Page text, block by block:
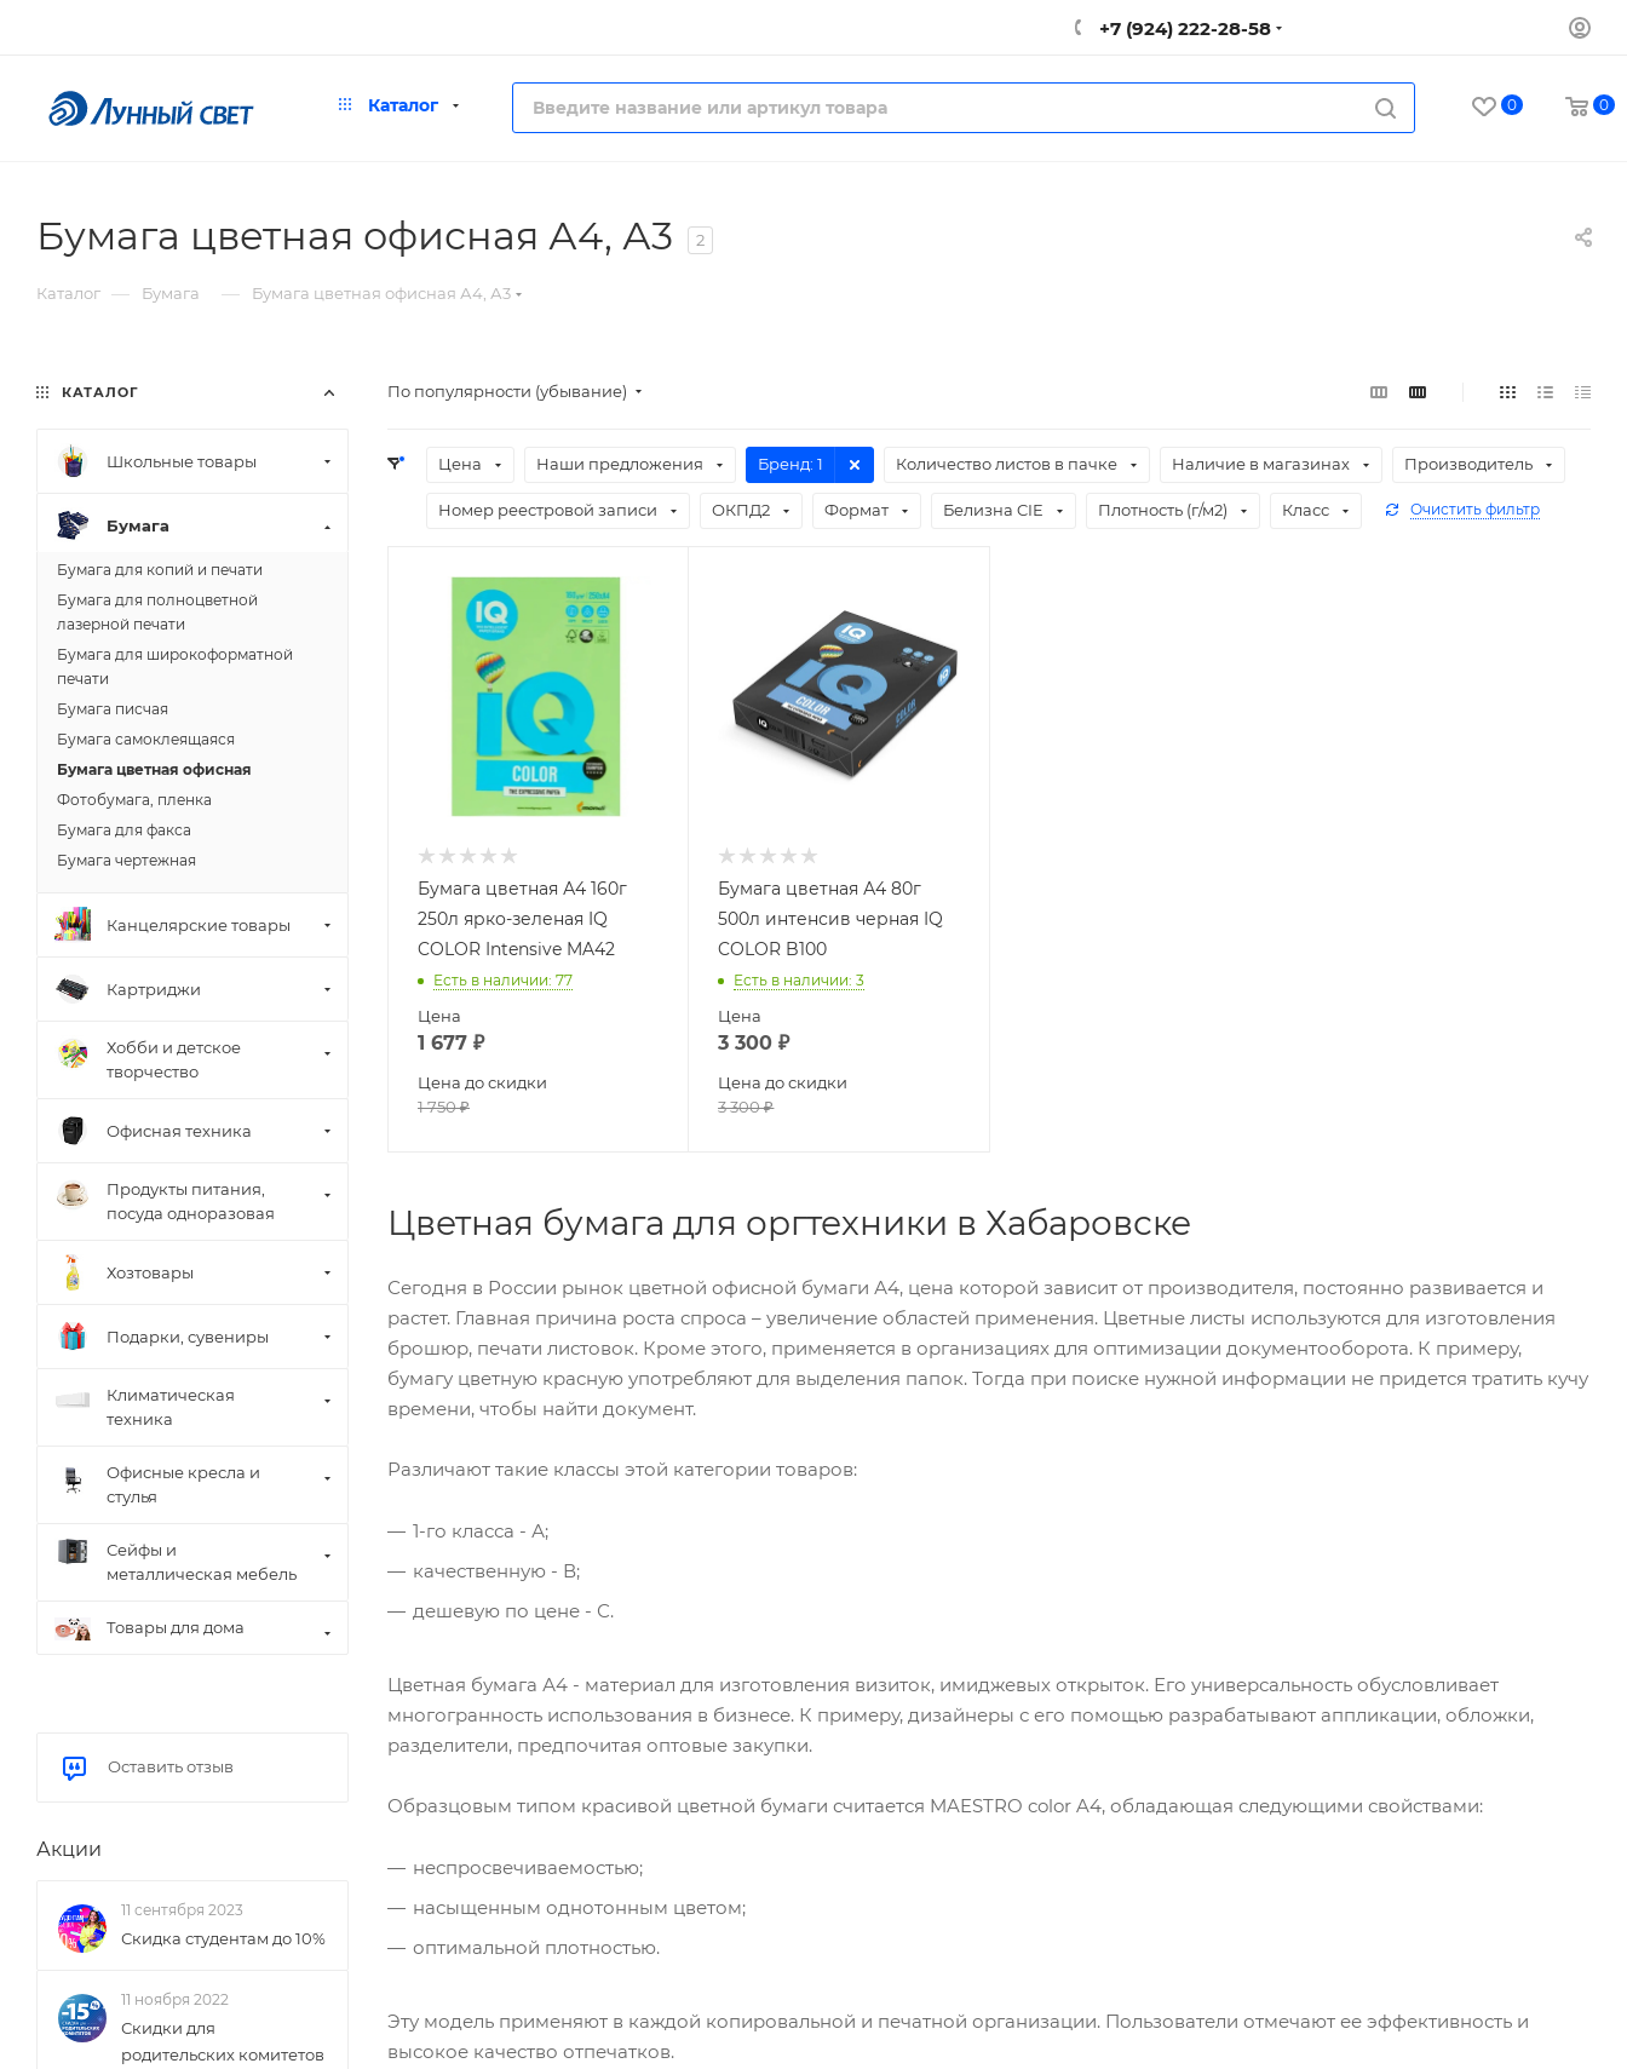
+7 (924) 222-28-58
Каталог 0 0
Бумага цветная офисная А4, А3 2
Каталог — Бумага — Бумага цветная офисная А4, А3
По популярности (убывание)
Цена Наши предложения Бренд: 1 Количество листов в пачке Наличие в магазинах Производитель
Номер реестровой записи ОКПД2 Формат Белизна CIE Плотность (г/м2) Класс Очистить фильтр
Бумага цветная А4 160г
250л ярко-зеленая IQ
COLOR Intensive MA42
Есть в наличии: 77
Цена
1 677 ₽
Цена до скидки
1 750₽
Бумага цветная А4 80г
500л интенсив черная IQ
COLOR B100
Есть в наличии: 3
Цена
3 300 ₽
Цена до скидки
3 300₽
Цветная бумага для оргтехники в Хабаровске
Сегодня в России рынок цветной офисной бумаги А4, цена которой зависит от производителя, постоянно развивается и
растет. Главная причина роста спроса – увеличение областей применения. Цветные листы используются для изготовления
брошюр, печати листовок. Кроме этого, применяется в организациях для оптимизации документооборота. К примеру,
бумагу цветную красную употребляют для выделения папок. Тогда при поиске нужной информации не придется тратить кучу
времени, чтобы найти документ.
Различают такие классы этой категории товаров:
1-го класса - А;
качественную - В;
дешевую по цене - С.
Цветная бумага А4 - материал для изготовления визиток, имиджевых открыток. Его универсальность обусловливает
многогранность использования в бизнесе. К примеру, дизайнеры с его помощью разрабатывают аппликации, обложки,
разделители, предпочитая оптовые закупки.
Образцовым типом красивой цветной бумаги считается MAESTRO color A4, обладающая следующими свойствами:
неспросвечиваемостью;
насыщенным однотонным цветом;
оптимальной плотностью.
Эту модель применяют в каждой копировальной и печатной организации. Пользователи отмечают ее эффективность и
высокое качество отпечатков.
КАТАЛОГ
Школьные товары
Бумага
Бумага для копий и печати
Бумага для полноцветной
лазерной печати
Бумага для широкоформатной
печати
Бумага писчая
Бумага самоклеящаяся
Бумага цветная офисная
Фотобумага, пленка
Бумага для факса
Бумага чертежная
Канцелярские товары
Картриджи
Хобби и детское
творчество
Офисная техника
Продукты питания,
посуда одноразовая
Хозтовары
Подарки, сувениры
Климатическая
техника
Офисные кресла и
стулья
Сейфы и
металлическая мебель
Товары для дома
Оставить отзыв
Акции
11 сентября 2023
Скидка студентам до 10%
11 ноября 2022
Скидки для
родительских комитетов